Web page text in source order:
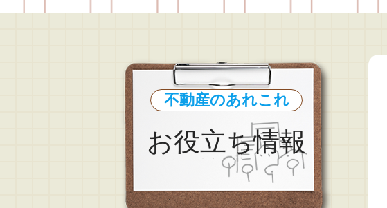
不動産のあれこれ
お役立ち情報